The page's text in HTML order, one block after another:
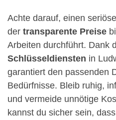
Achte darauf, einen
der transparente Preise
Arbeiten durchführt. Dank
Schlüsseldiensten in
garantiert den passenden
Bedürfnisse. Bleib ruhig,
und vermeide unnötige
kannst du sicher sein,